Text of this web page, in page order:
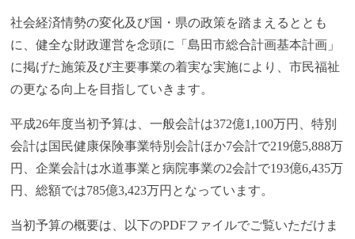
社会経済情勢の変化及び国・県の政策を踏まえるととも
に、健全な財政運営を念頭に「島田市総合計画基本計画」
に掲げた施策及び主要事業の着実な実施により、市民福祉
の更なる向上を目指していきます。
平成26年度当初予算は、一般会計は372億1,100万円、特別
会計は国民健康保険事業特別会計ほか7会計で219億5,888万
円、企業会計は水道事業と病院事業の2会計で193億6,435万
円、総額では785億3,423万円となっています。
当初予算の概要は、以下のPDFファイルでご覧いただけま